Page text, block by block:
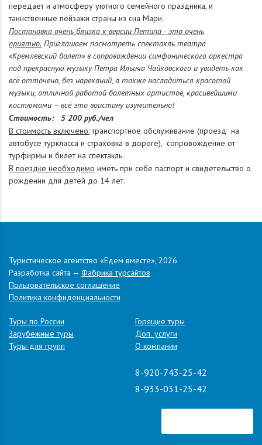
передает и атмосферу уютного семейного праздника, и
таинственные пейзажи страны из сна Мари.
Постановка очень близка к версии Петипа - это очень
приятно. Приглашаем посмотреть спектакль театра
«Кремлёвский балет» в сопровождении симфонического оркестра
под прекрасную музыку Петра Ильича Чайковского и увидеть как
всё отточено, без нареканий, а также насладиться красотой
музыки, отличной работой балетных артистов, красивейшими
костюмами – всё это воистину изумительно!
Стоимость: 5 200 руб./чел
В стоимость включено:транспортное обслуживание (проезд на
автобусе туркласса и страховка в дороге), сопровождение от
турфирмы и билет на спектакль.
В поездке необходимо иметь при себе паспорт и свидетельство о
рождении для детей до 14 лет.
Туристическое агентство «Едем вместе», 2026
Разработка сайта — Фабрика турсайтов
Пользовательское соглашение
Политика конфиденциальности
Туры по России
Зарубежные туры
Туры для групп
Горящие туры
Доп. услуги
О компании
8-920-743-25-42
8-933-031-25-42